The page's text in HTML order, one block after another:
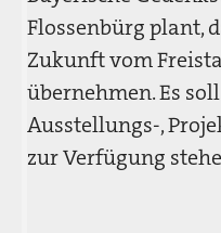
Flossenbürg plant,
Zukunft vom
übernehmen. Es
Ausstellungs-,
zur Verfügung